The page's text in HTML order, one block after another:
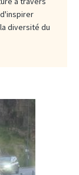
diversité du